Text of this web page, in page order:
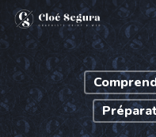
Skip
to
main
content